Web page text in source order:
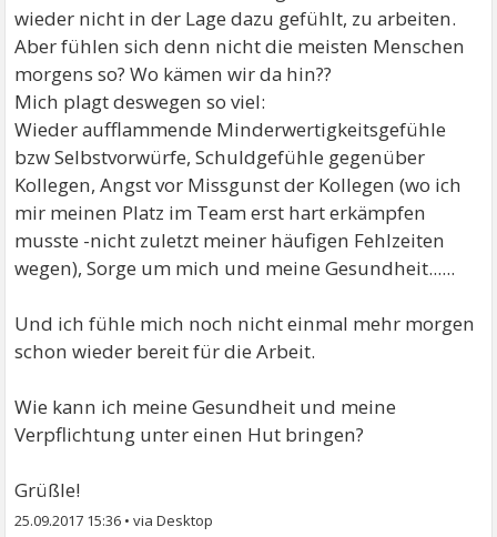
wieder nicht in der Lage dazu gefühlt, zu arbeiten.
Aber fühlen sich denn nicht die meisten Menschen
morgens so? Wo kämen wir da hin??
Mich plagt deswegen so viel:
Wieder aufflammende Minderwertigkeitsgefühle
bzw Selbstvorwürfe, Schuldgefühle gegenüber
Kollegen, Angst vor Missgunst der Kollegen (wo ich
mir meinen Platz im Team erst hart erkämpfen
musste -nicht zuletzt meiner häufigen Fehlzeiten
wegen), Sorge um mich und meine Gesundheit......
Und ich fühle mich noch nicht einmal mehr morgen
schon wieder bereit für die Arbeit.
Wie kann ich meine Gesundheit und meine
Verpflichtung unter einen Hut bringen?
Grüßle!
25.09.2017 15:36 •